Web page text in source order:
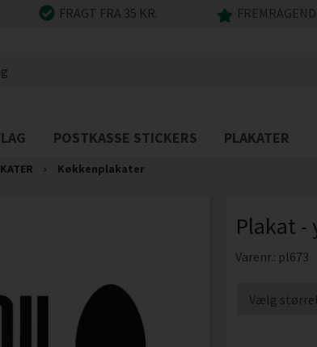
FRAGT FRA 35 KR.
POSTKASSE STICKERS PLAKATER
› Køkkenplakater
Plakat -
Varenr.: pl673